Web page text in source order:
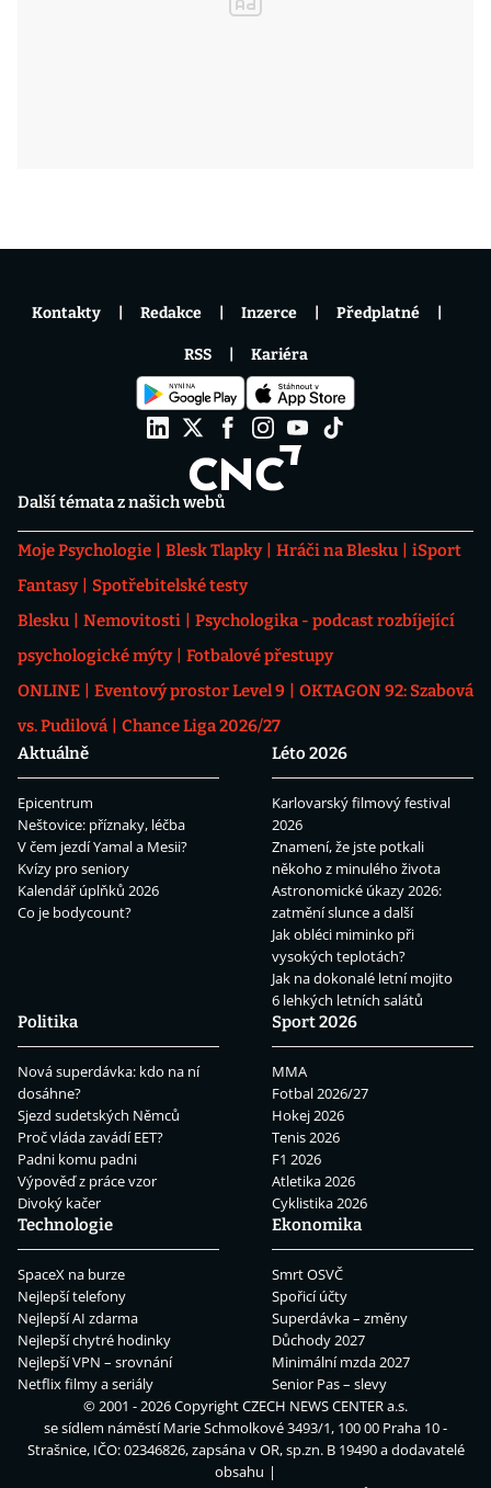
Další témata z našich webů
Moje Psychologie Blesk Tlapky Hráči na Blesku
iSport
Fantasy
Spotřebitelské testy
Blesku
Nemovitosti
Psychologika - podcast rozbíjející
psychologické mýty
Fotbalové přestupy
ONLINE
Eventový prostor Level 9
OKTAGON 92: Szabová
vs. Pudilová
Chance Liga 2026/27
Aktuálně
Epicentrum
Neštovice: příznaky, léčba
V čem jezdí Yamal a Mesii?
Kvízy pro seniory
Kalendář úplňků 2026
Co je bodycount?
Léto 2026
Karlovarský filmový festival
2026
Znamení, že jste potkali
někoho z minulého života
Astronomické úkazy 2026:
zatmění slunce a další
Jak obléci miminko při
vysokých teplotách?
Jak na dokonalé letní mojito
6 lehkých letních salátů
Politika
Nová superdávka: kdo na ní
dosáhne?
Sjezd sudetských Němců
Proč vláda zavádí EET?
Padni komu padni
Výpověď z práce vzor
Divoký kačer
Sport 2026
MMA
Fotbal 2026/27
Hokej 2026
Tenis 2026
F1 2026
Atletika 2026
Cyklistika 2026
Technologie
SpaceX na burze
Nejlepší telefony
Nejlepší AI zdarma
Nejlepší chytré hodinky
Nejlepší VPN – srovnání
Netflix filmy a seriály
Ekonomika
Smrt OSVČ
Spořicí účty
Superdávka – změny
Důchody 2027
Minimální mzda 2027
Senior Pas – slevy
Kontakty Redakce Inzerce Předplatné
RSS Kariéra
© 2001 - 2026 CopyrightCZECH NEWS CENTER a.s.
se sídlem náměstí Marie Schmolkové 3493/1, 100 00 Praha 10 -
Strašnice, IČO: 02346826, zapsána v OR, sp.zn. B 19490 a dodavatelé
obsahu